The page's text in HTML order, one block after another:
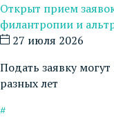
Открыт прием
филантропии и
27 июля 2026
Подать заявку
разных лет
#